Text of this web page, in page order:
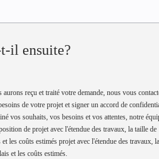
t-il ensuite?
reçu et traité votre demande, nous vous
de votre projet et signer un accord de
vos souhaits, vos besoins et vos attentes, notre
de projet avec l'étendue des travaux, la taille de
les coûts estimés projet avec l'étendue des travaux,
et les coûts estimés.